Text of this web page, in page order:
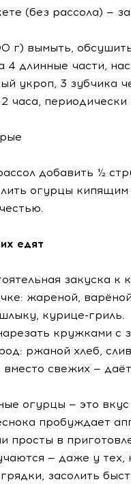
(без рассола) —
г) вымыть,
4 длинные части,
укроп, 3 зубчика
часа,
добавить ½
огурцы кипящим
едят
закуска
жареной,
курице-гриль.
кружками с
ржаной хлеб,
вместо свежих —
огурцы — это
пробуждает
просты в
— даже у тех,
засолить